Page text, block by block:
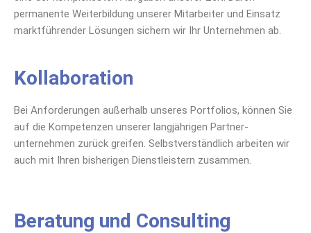
permanente Weiterbildung unserer Mitarbeiter und Einsatz
marktführender Lösungen sichern wir Ihr Unternehmen ab.
Kollaboration
Bei Anforderungen außerhalb unseres Portfolios, können Sie
auf die Kompetenzen unserer langjährigen Partner-
unternehmen zurück greifen. Selbstverständlich arbeiten wir
auch mit Ihren bisherigen Dienstleistern zusammen.
Beratung und Consulting